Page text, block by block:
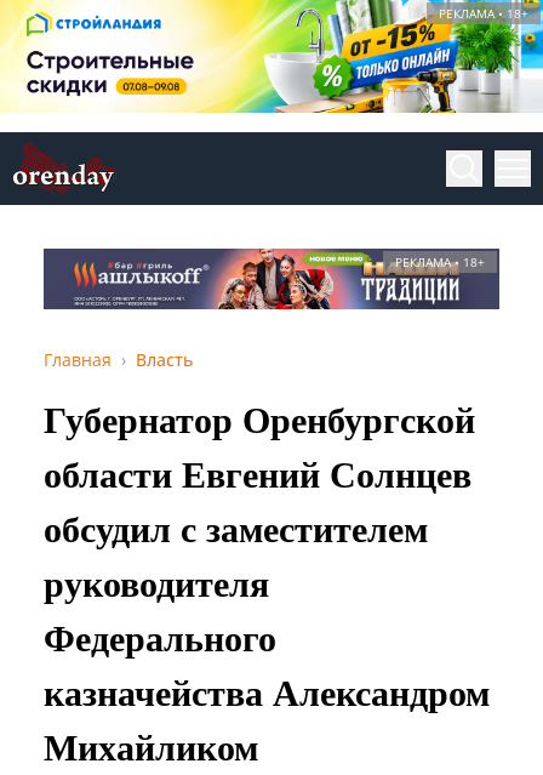
РЕКЛАМА • 18+
РЕКЛАМА • 18+
Главная Власть
Губернатор Оренбургской
области Евгений Солнцев
обсудил с заместителем
руководителя
Федерального
казначейства Александром
Михайликом